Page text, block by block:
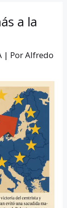
a la
| PorAlfredo